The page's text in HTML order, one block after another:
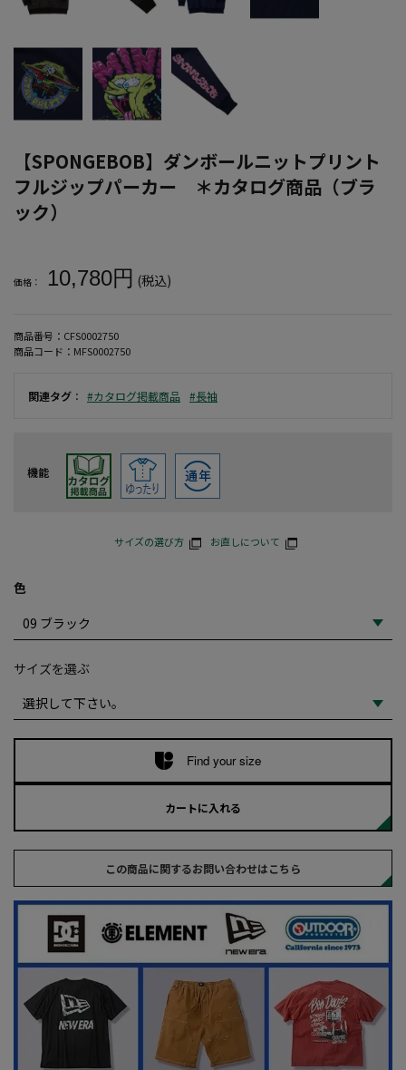
【SPONGEBOB】ダンボールニットプリント
フルジップパーカー ＊カタログ商品（ブラ
ック）
価格： 10,780円 (税込)
商品番号： CFS0002750
商品コード： MFS0002750
関連タグ ： #カタログ掲載商品 #長袖
機能
サイズの選び方 お直しについて
色
サイズを選ぶ
Find your size
カートに入れる
この商品に関するお問い合わせはこちら